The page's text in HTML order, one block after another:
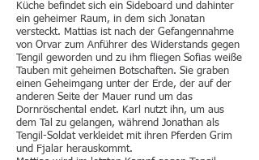
Küche befindet sich ein Sideboard und dahinter
ein geheimer Raum, in dem sich Jonatan
versteckt. Mattias ist nach der Gefangennahme
von Orvar zum Anführer des Widerstands gegen
Tengil geworden und zu ihm fliegen Sofias weiße
Tauben mit geheimen Botschaften. Sie graben
einen Geheimgang unter der Erde, der auf der
anderen Seite der Mauer rund um das
Dornröschental endet. Karl nutzt ihn, um aus
dem Tal zu gelangen, während Jonathan als
Tengil-Soldat verkleidet mit ihren Pferden Grim
und Fjalar herauskommt.